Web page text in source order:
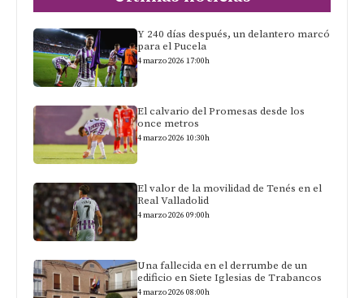
Y 240 días después, un delantero marcó
para el Pucela
4 marzo 2026 17:00h
El calvario del Promesas desde los
once metros
4 marzo 2026 10:30h
El valor de la movilidad de Tenés en el
Real Valladolid
4 marzo 2026 09:00h
Una fallecida en el derrumbe de un
edificio en Siete Iglesias de Trabancos
4 marzo 2026 08:00h